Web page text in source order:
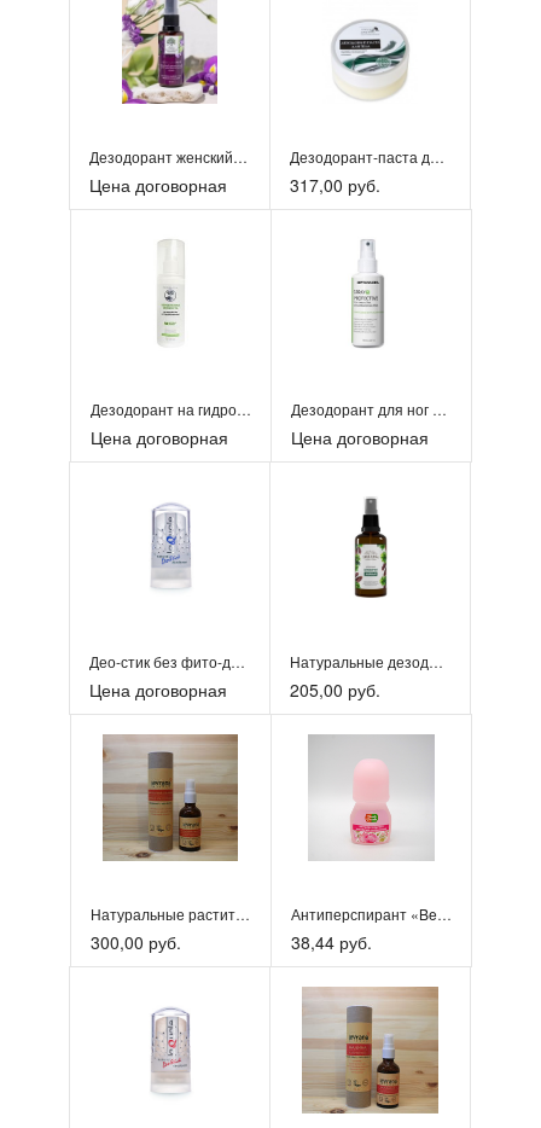
Дезодорант женский деликатный
Цена договорная
Дезодорант-паста для тела
317,00 руб.
Дезодорант на гидролатах «Вербеновая свежесть»
Цена договорная
Дезодорант для ног «Septanaizer»
Цена договорная
Део-стик без фито-добавок
Цена договорная
Натуральные дезодоранты
205,00 руб.
Натуральные растительные дезодоранты
300,00 руб.
Антиперспирант «Beauty Seasons», 50мл
38,44 руб.